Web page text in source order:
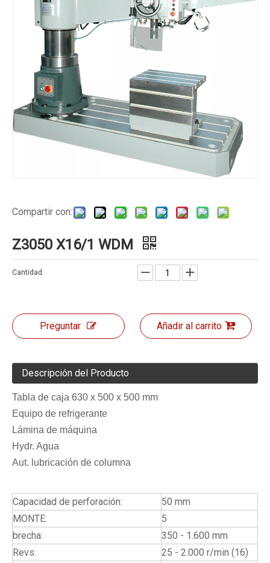
Compartir con:
Z3050 X16/1 WDM
Cantidad:
Preguntar Añadir al carrito
Descripción del Producto
Tabla de caja 630 x 500 x 500 mm
Equipo de refrigerante
Lámina de máquina
Hydr. Agua
Aut. lubricación de columna
Capacidad de perforación:
50 mm
MONTE:
5
brecha:
350 - 1.600 mm
Revs:
25 - 2.000 r/min (16)